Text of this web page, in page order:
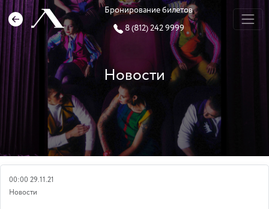
Бронирование билетов
8 (812) 242 9999
Новости
00:00 29.11.21
Новости